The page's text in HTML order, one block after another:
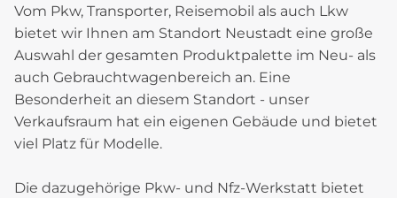
Vom Pkw, Transporter, Reisemobil als auch Lkw
bietet wir Ihnen am Standort Neustadt eine große
Auswahl der gesamten Produktpalette im Neu- als
auch Gebrauchtwagenbereich an. Eine
Besonderheit an diesem Standort - unser
Verkaufsraum hat ein eigenen Gebäude und bietet
viel Platz für Modelle.
Die dazugehörige Pkw- und Nfz-Werkstatt bietet